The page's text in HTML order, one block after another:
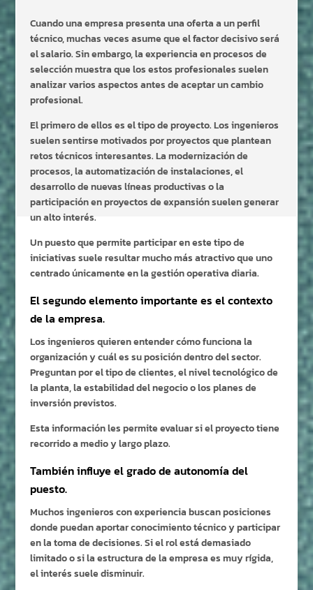
Cuando una empresa presenta una oferta a un perfil
técnico, muchas veces asume que el factor decisivo será
el salario. Sin embargo, la experiencia en procesos de
selección muestra que los estos profesionales suelen
analizar varios aspectos antes de aceptar un cambio
profesional.
El primero de ellos es el tipo de proyecto. Los ingenieros
suelen sentirse motivados por proyectos que plantean
retos técnicos interesantes. La modernización de
procesos, la automatización de instalaciones, el
desarrollo de nuevas líneas productivas o la
participación en proyectos de expansión suelen generar
un alto interés.
Un puesto que permite participar en este tipo de
iniciativas suele resultar mucho más atractivo que uno
centrado únicamente en la gestión operativa diaria.
El segundo elemento importante es el contexto
de la empresa.
Los ingenieros quieren entender cómo funciona la
organización y cuál es su posición dentro del sector.
Preguntan por el tipo de clientes, el nivel tecnológico de
la planta, la estabilidad del negocio o los planes de
inversión previstos.
Esta información les permite evaluar si el proyecto tiene
recorrido a medio y largo plazo.
También influye el grado de autonomía del
puesto.
Muchos ingenieros con experiencia buscan posiciones
donde puedan aportar conocimiento técnico y participar
en la toma de decisiones. Si el rol está demasiado
limitado o si la estructura de la empresa es muy rígida,
el interés suele disminuir.